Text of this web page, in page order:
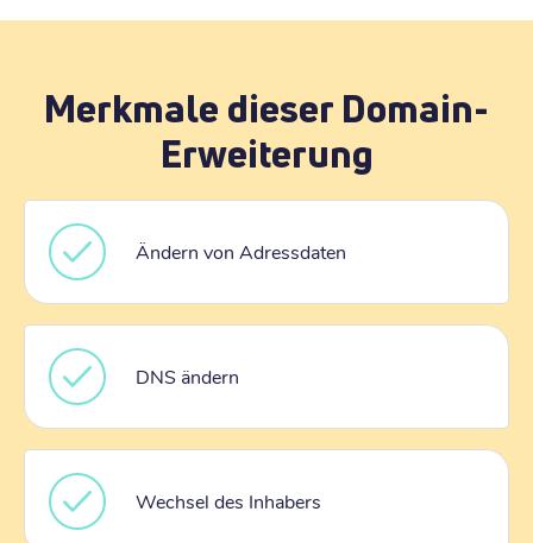
Merkmale dieser Domain-
Erweiterung
Ändern von Adressdaten
DNS ändern
Wechsel des Inhabers